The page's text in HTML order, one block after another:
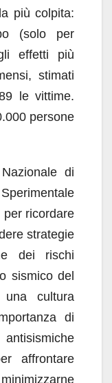
più colpita:
(solo per
effetti più
stimati
le vittime.
persone
di
ricordare
strategie
dei rischi
sismico del
una cultura
di
affrontare